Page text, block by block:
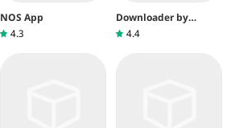
NOS App
4.3
Downloader by
AFTVnews
4.4